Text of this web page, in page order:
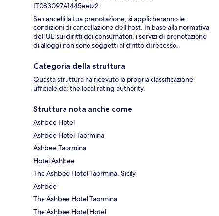
IT083097A1445eetz2
Se cancelli la tua prenotazione, si applicheranno le
condizioni di cancellazione dell’host. In base alla normativa
dell’UE sui diritti dei consumatori, i servizi di prenotazione
di alloggi non sono soggetti al diritto di recesso.
Categoria della struttura
Questa struttura ha ricevuto la propria classificazione
ufficiale da: the local rating authority.
Struttura nota anche come
Ashbee Hotel
Ashbee Hotel Taormina
Ashbee Taormina
Hotel Ashbee
The Ashbee Hotel Taormina, Sicily
Ashbee
The Ashbee Hotel Taormina
The Ashbee Hotel Hotel